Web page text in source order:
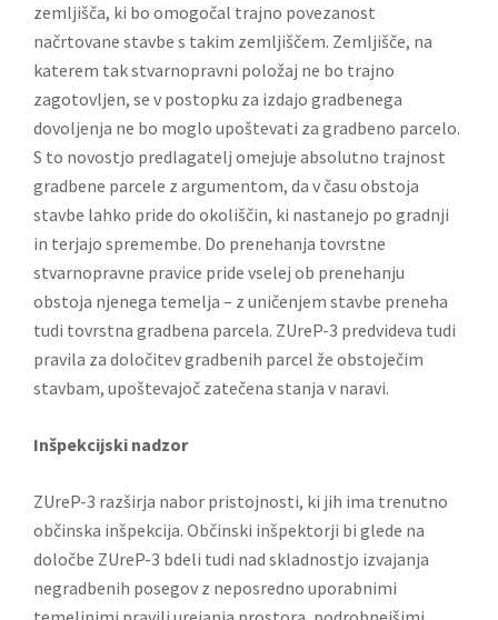
zemljišča, ki bo omogočal trajno povezanost
načrtovane stavbe s takim zemljiščem. Zemljišče, na
katerem tak stvarnopravni položaj ne bo trajno
zagotovljen, se v postopku za izdajo gradbenega
dovoljenja ne bo moglo upoštevati za gradbeno parcelo.
S to novostjo predlagatelj omejuje absolutno trajnost
gradbene parcele z argumentom, da v času obstoja
stavbe lahko pride do okoliščin, ki nastanejo po gradnji
in terjajo spremembe. Do prenehanja tovrstne
stvarnopravne pravice pride vselej ob prenehanju
obstoja njenega temelja – z uničenjem stavbe preneha
tudi tovrstna gradbena parcela. ZUreP-3 predvideva tudi
pravila za določitev gradbenih parcel že obstoječim
stavbam, upoštevajoč zatečena stanja v naravi.
Inšpekcijski nadzor
ZUreP-3 razširja nabor pristojnosti, ki jih ima trenutno
občinska inšpekcija. Občinski inšpektorji bi glede na
določbe ZUreP-3 bdeli tudi nad skladnostjo izvajanja
negradbenih posegov z neposredno uporabnimi